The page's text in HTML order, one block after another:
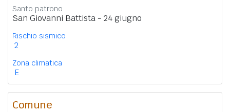
Santo patrono
San Giovanni Battista - 24 giugno
Rischio sismico
2
Zona climatica
E
Comune